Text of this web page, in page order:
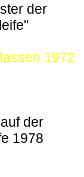
der
1972
der
1978